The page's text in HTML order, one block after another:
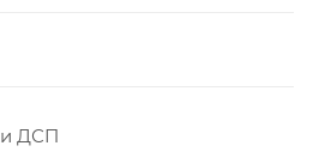
ДСП